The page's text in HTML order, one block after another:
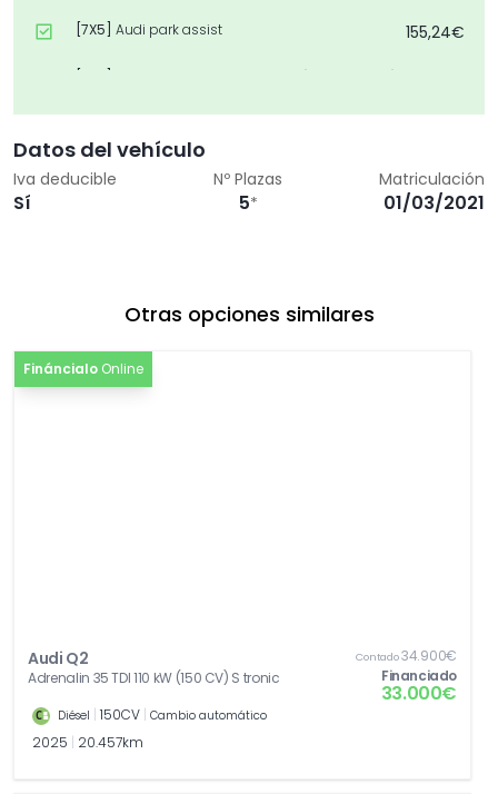
[7X5] Audi park assist 155,24€
[8G1] Asistente de luz de carretera "smart beam"
[PYI]Paquete de asistencia para
aparcamiento
730,67€
[PER]Pintura efecto perla
Datos del vehículo
Iva deducible
Sí
Nº Plazas
5*
Matriculación
01/03/2021
Otras opciones similares
Fináncialo Online
Audi Q2
Adrenalin 35 TDI 110 kW (150 CV) S tronic
Contado34.900€
Financiado
33.000€
Diésel 150CV Cambio automático
2025 20.457km